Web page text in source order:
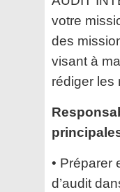
votre
des
visant à
rédiger les
• Préparer
d’audit